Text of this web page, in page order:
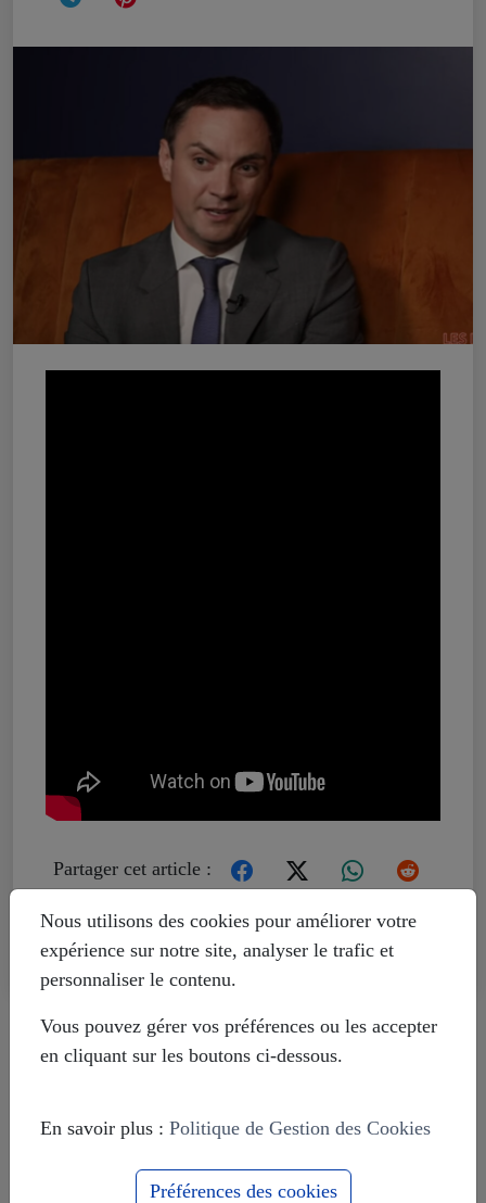
Partager cet article :
Donbass
Le massacre d'Odessa de mai 2014
Nous utilisons des cookies pour améliorer votre
expérience sur notre site, analyser le trafic et
personnaliser le contenu.
Vous pouvez gérer vos préférences ou les accepter
en cliquant sur les boutons ci-dessous.
En savoir plus : Politique de Gestion des Cookies
Préférences des cookies